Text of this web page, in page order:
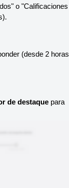
o "Calificaciones
(desde 2 horas
de destaque para